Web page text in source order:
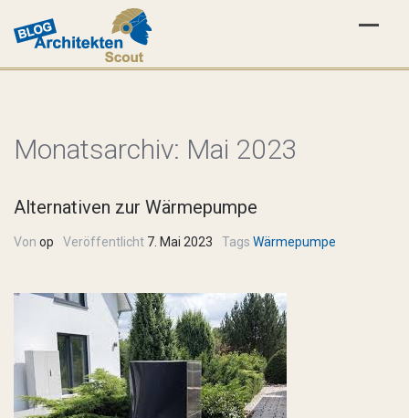
Monatsarchiv: Mai 2023
Alternativen zur Wärmepumpe
Von op Veröffentlicht 7. Mai 2023 Tags Wärmepumpe